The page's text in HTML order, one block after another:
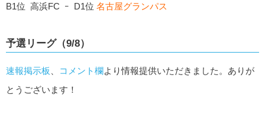
B1位 高浜FC ｰ D1位 名古屋グランパス
予選リーグ（9/8）
速報掲示板 コメント欄より情報提供いただきました。ありが
とうございます！